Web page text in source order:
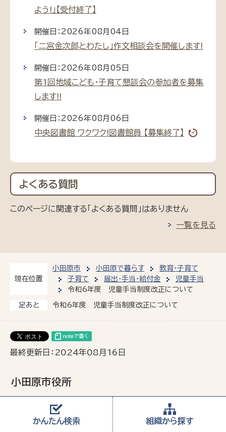
かんたん検索 組織から探す
現在位置
小田原市 小田原で暮らす
教育・子育て
子育て
届出・手当・給付金
児童手当
令和6年度 児童手当制度改正について
足あと 令和6年度 児童手当制度改正について
最終更新日：2024年08月16日
よう!」【受付終了】
開催日：2026年08月04日
「二宮金次郎とわたし」作文相談会を開催します!
開催日：2026年08月05日
第1回地域こども・子育て懇談会の参加者を募集
します!!
開催日：2026年08月06日
中央図書館 ワクワク!図書館員 【募集終了】
よくある質問
このページに関連する「よくある質問」はありません
一覧を見る
小田原市役所
〒250-8555 神奈川県小田原市荻窪300番地
郵便物は「〒250-8555 小田原市役所○○課（室）」
で届きます）